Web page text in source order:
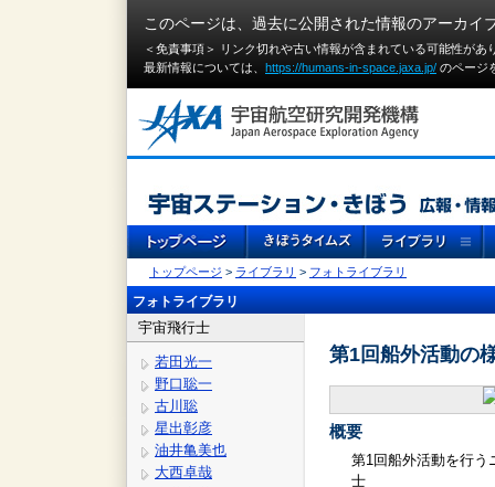
このページは、過去に公開された情報のアーカイ
＜免責事項＞ リンク切れや古い情報が含まれている可能性が
最新情報については、 https://humans-in-space.jaxa.jp/ のページ
トップページ > ライブラリ > フォトライブラリ
フォトライブラリ
宇宙飛行士
若田光一
野口聡一
古川聡
星出彰彦
油井亀美也
大西卓哉
第1回船外活動の
概要
第1回船外活動を行う
士